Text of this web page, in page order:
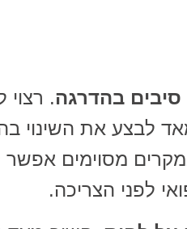
בהדרגה. רצוי
לבצע את השינוי
מסוימים אפשר
לפני הצריכה.